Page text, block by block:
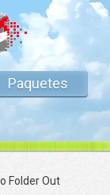
Paquetes
Folder Out